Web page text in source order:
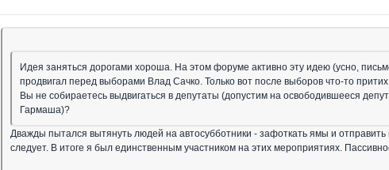
Идея заняться дорогами хороша. На этом форуме активно эту идею (усно,
продвигал перед выборами Влад Сачко. Только вот после выборов что-то
Вы не собираетесь выдвигаться в депутаты (допустим на освободившееся
Гармаша)?
Дважды пытался вытянуть людей на автосубботники - зафоткать ямы и
следует. В итоге я был единственным участником на этих мероприятиях.